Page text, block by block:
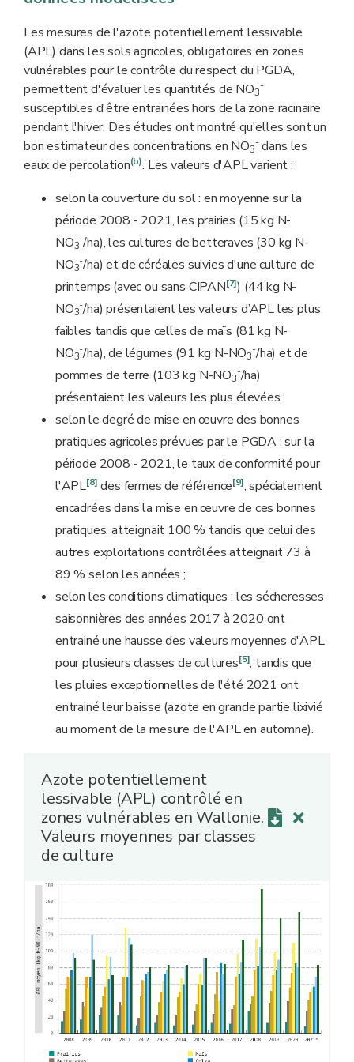
lessivable p. ex.) s'y appliquent dans le cadre du
q.
Les mesures de l'azote potentiellement lessivable
(APL) dans les sols agricoles, obligatoires en zones
vulnérables pour le contrôle du respect du PGDA,
permettent d'évaluer les quantités de NO3
-
susceptibles d'être entrainées hors de la zone racinaire
pendant l'hiver. Des études ont montré qu'elles sont un
bon estimateur des concentrations en NO3
-dans les
eaux de percolation(b). Les valeurs d'APL varient :
selon la couverture du sol : en moyenne sur la
période 2008 - 2021, les prairies (15 kg N-
NO3
-/ha), les cultures de betteraves (30 kg N-
NO3
-/ha) et de céréales suivies d'une culture de
printemps (avec ou sans CIPAN[7]) (44 kg N-
NO3
-/ha) présentaient les valeurs d’APL les plus
faibles tandis que celles de maïs (81 kg N-
NO3
-/ha), de légumes (91 kg N-NO3
-/ha) et de
pommes de terre (103 kg N-NO3
-/ha)
présentaient les valeurs les plus élevées ;
selon le degré de mise en œuvre des bonnes
pratiques agricoles prévues par le PGDA : sur la
période 2008 - 2021, le taux de conformité pour
l'APL[8] des fermes de référence[9], spécialement
encadrées dans la mise en œuvre de ces bonnes
pratiques, atteignait 100 % tandis que celui des
autres exploitations contrôlées atteignait 73 à
89 % selon les années ;
selon les conditions climatiques : les sécheresses
saisonnières des années 2017 à 2020 ont
entrainé une hausse des valeurs moyennes d'APL
pour plusieurs classes de cultures[5], tandis que
les pluies exceptionnelles de l'été 2021 ont
entrainé leur baisse (azote en grande partie lixivié
au moment de la mesure de l'APL en automne).
Azote potentiellement
lessivable (APL) contrôlé en
zones vulnérables en Wallonie.
Valeurs moyennes par classes
de culture